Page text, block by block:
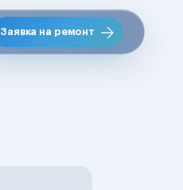
Заявка на ремонт